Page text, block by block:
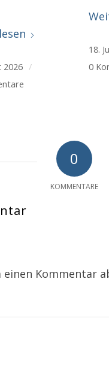
2026 /
18.
0
0
KOMMENTARE
einen Kommentar